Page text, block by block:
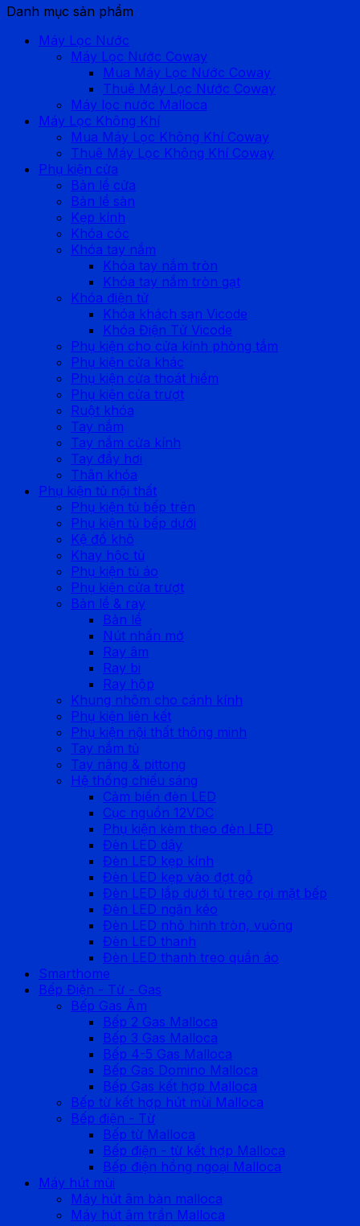
Danh mục sản phẩm
Máy Lọc Nước
Máy Lọc Nước Coway
Mua Máy Lọc Nước Coway
Thuê Máy Lọc Nước Coway
Máy lọc nước Malloca
Máy Lọc Không Khí
Mua Máy Lọc Không Khí Coway
Thuê Máy Lọc Không Khí Coway
Phụ kiện cửa
Bản lề cửa
Bản lề sàn
Kẹp kính
Khóa cóc
Khóa tay nắm
Khóa tay nắm tròn
Khóa tay nắm tròn gạt
Khóa điện tử
Khóa khách sạn Vicode
Khóa Điện Tử Vicode
Phụ kiện cho cửa kính phòng tắm
Phụ kiện cửa khác
Phụ kiện cửa thoát hiểm
Phụ kiện cửa trượt
Ruột khóa
Tay nắm
Tay nắm cửa kính
Tay đẩy hơi
Thân khóa
Phụ kiện tủ nội thất
Phụ kiện tủ bếp trên
Phụ kiện tủ bếp dưới
Kệ đồ khô
Khay hộc tủ
Phụ kiện tủ áo
Phụ kiện cửa trượt
Bản lề & ray
Bản lề
Nút nhấn mở
Ray âm
Ray bi
Ray hộp
Khung nhôm cho cánh kính
Phụ kiện liên kết
Phụ kiện nội thất thông minh
Tay nắm tủ
Tay nâng & pittong
Hệ thống chiếu sáng
Cảm biến đèn LED
Cục nguồn 12VDC
Phụ kiện kèm theo đèn LED
Đèn LED dây
Đèn LED kẹp kính
Đèn LED kẹp vào đợt gỗ
Đèn LED lắp dưới tủ treo rọi mặt bếp
Đèn LED ngăn kéo
Đèn LED nhỏ hình tròn, vuông
Đèn LED thanh
Đèn LED thanh treo quần áo
Smarthome
Bếp Điện - Từ - Gas
Bếp Gas Âm
Bếp 2 Gas Malloca
Bếp 3 Gas Malloca
Bếp 4-5 Gas Malloca
Bếp Gas Domino Malloca
Bếp Gas kết hợp Malloca
Bếp từ kết hợp hút mùi Malloca
Bếp điện - Từ
Bếp từ Malloca
Bếp điện - từ kết hợp Malloca
Bếp điện hồng ngoại Malloca
Máy hút mùi
Máy hút âm bàn malloca
Máy hút âm trần Malloca